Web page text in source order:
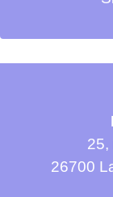
25,
26700